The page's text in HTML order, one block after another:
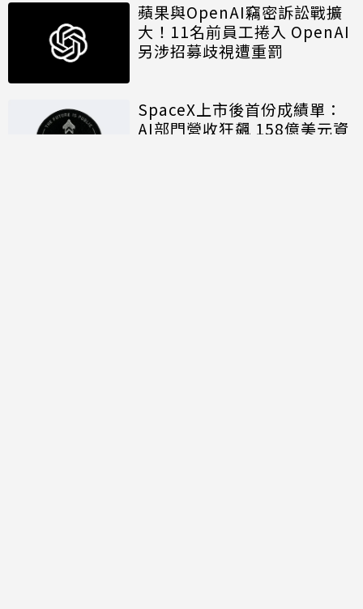
蘋果與OpenAI竊密訴訟戰擴
大！11名前員工捲入 OpenAI
另涉招募歧視遭重罰
SpaceX上市後首份成績單：
AI部門營收狂飆 158億美元資